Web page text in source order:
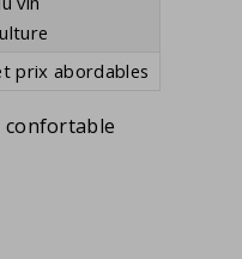
prix abordables
confortable